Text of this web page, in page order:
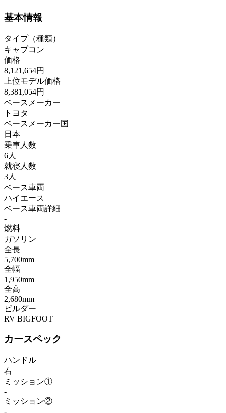
基本情報
タイプ（種類）
キャブコン
価格
8,121,654円
上位モデル価格
8,381,054円
ベースメーカー
トヨタ
ベースメーカー国
日本
乗車人数
6人
就寝人数
3人
ベース車両
ハイエース
ベース車両詳細
-
燃料
ガソリン
全長
5,700mm
全幅
1,950mm
全高
2,680mm
ビルダー
RV BIGFOOT
カースペック
ハンドル
右
ミッション①
-
ミッション②
-